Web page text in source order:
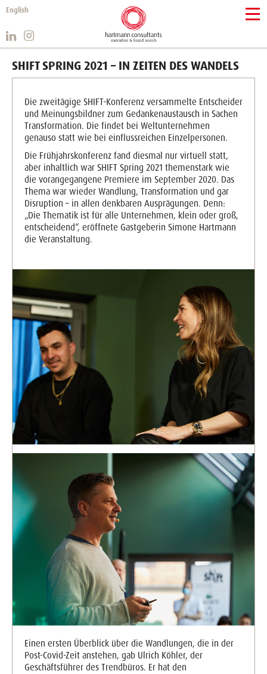
English
SHIFT SPRING 2021 – IN ZEITEN DES WANDELS
Die zweitägige SHIFT-Konferenz versammelte Entscheider
und Meinungsbildner zum Gedankenaustausch in Sachen
Transformation. Die findet bei Weltunternehmen
genauso statt wie bei einflussreichen Einzelpersonen.
Die Frühjahrskonferenz fand diesmal nur virtuell statt,
aber inhaltlich war SHIFT Spring 2021 themenstark wie
die vorangegangene Premiere im September 2020. Das
Thema war wieder Wandlung, Transformation und gar
Disruption – in allen denkbaren Ausprägungen. Denn:
„Die Thematik ist für alle Unternehmen, klein oder groß,
entscheidend“, eröffnete Gastgeberin Simone Hartmann
die Veranstaltung.
Einen ersten Überblick über die Wandlungen, die in der
Post-Covid-Zeit anstehen, gab Ulrich Köhler, der
Geschäftsführer des Trendbüros. Er hat den